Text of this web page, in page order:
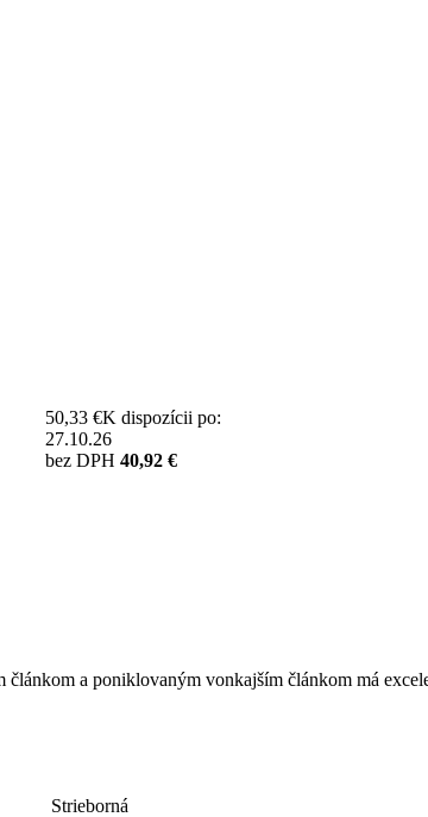
50,33 €K dispozícii po:
27.10.26
bez DPH 40,92 €
a poniklovaným vonkajším článkom má
Strieborná